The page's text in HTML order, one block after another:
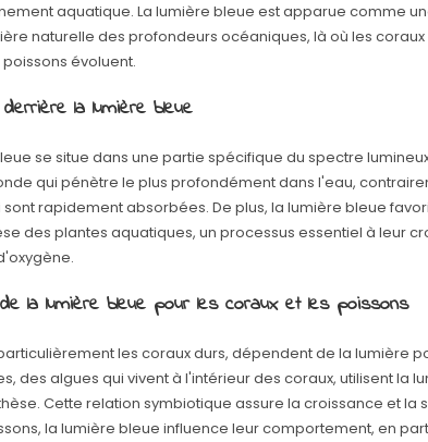
aquatique. La lumière bleue est apparue comme
naturelle des profondeurs océaniques, là où les
évoluent.
la lumière bleue
se situe dans une partie spécifique du spectre
qui pénètre le plus profondément dans l'eau,
rapidement absorbées. De plus, la lumière bleue
des plantes aquatiques, un processus essentiel à leur
la lumière bleue pour les coraux et les poissons
les coraux durs, dépendent de la lumière
des algues qui vivent à l'intérieur des coraux, utilisent la
Cette relation symbiotique assure la croissance et la
la lumière bleue influence leur comportement, en